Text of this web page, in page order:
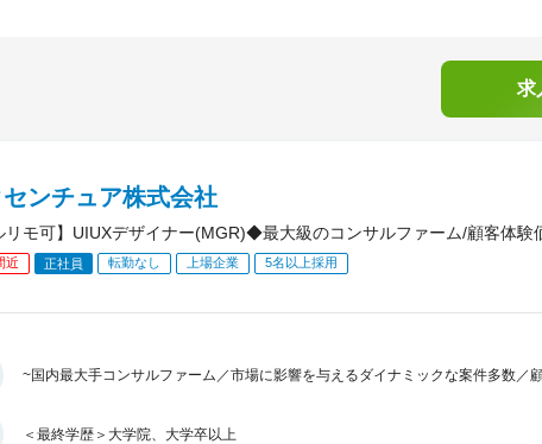
求
センチュア株式会社
リモ可】UIUXデザイナー(MGR)◆最大級のコンサルファーム/顧客体験
近 正社員 転勤なし 上場企業 5名以上採用
~国内最大手コンサルファーム／市場に影響を与えるダイナミックな案件多数／
＜最終学歴＞大学院、大学卒以上